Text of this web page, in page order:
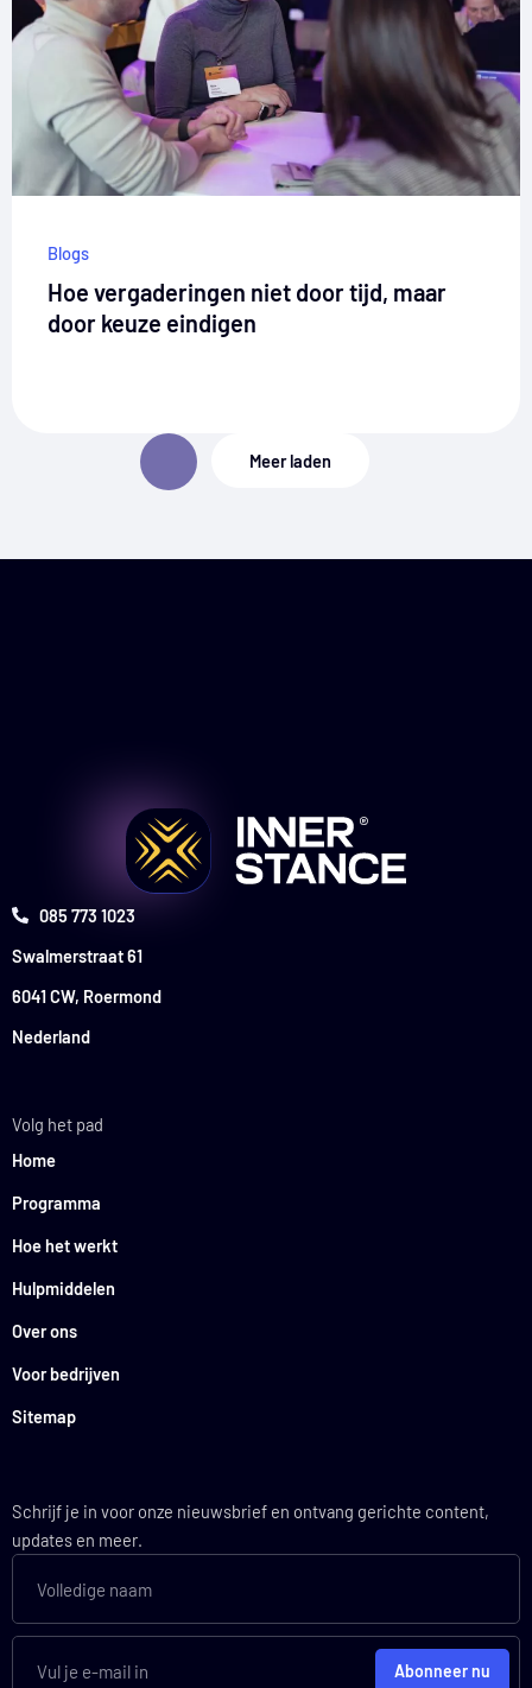
Blogs
Hoe vergaderingen niet door tijd, maar
door keuze eindigen
Meer laden
085 773 1023
Swalmerstraat 61
6041 CW, Roermond
Nederland
Volg het pad
Home
Programma
Hoe het werkt
Hulpmiddelen
Over ons
Voor bedrijven
Sitemap
Schrijf je in voor onze nieuwsbrief en ontvang gerichte content,
updates en meer.
Abonneer nu